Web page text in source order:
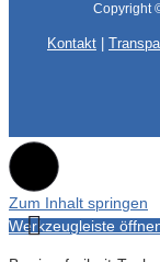
Copyright
Kontakt
Zum Inhalt springen
Werkzeugleiste